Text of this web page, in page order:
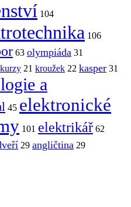
104
106
63 olympiáda 31
kurzy 21 kroužek 22 kasper 31
a
45 elektronické
101 elektrikář 62
29 angličtina 29